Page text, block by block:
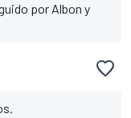
por Albon y